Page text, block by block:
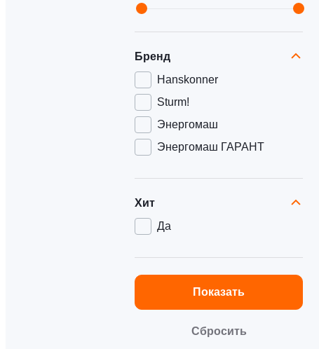
Бренд
Hanskonner
Sturm!
Энергомаш
Энергомаш ГАРАНТ
Хит
Да
Показать
Сбросить